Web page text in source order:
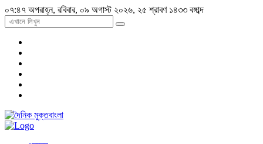
০৭:৪৭ অপরাহ্ন, রবিবার, ০৯ অগাস্ট ২০২৬, ২৫ শ্রাবণ ১৪৩৩ বঙ্গাব্দ